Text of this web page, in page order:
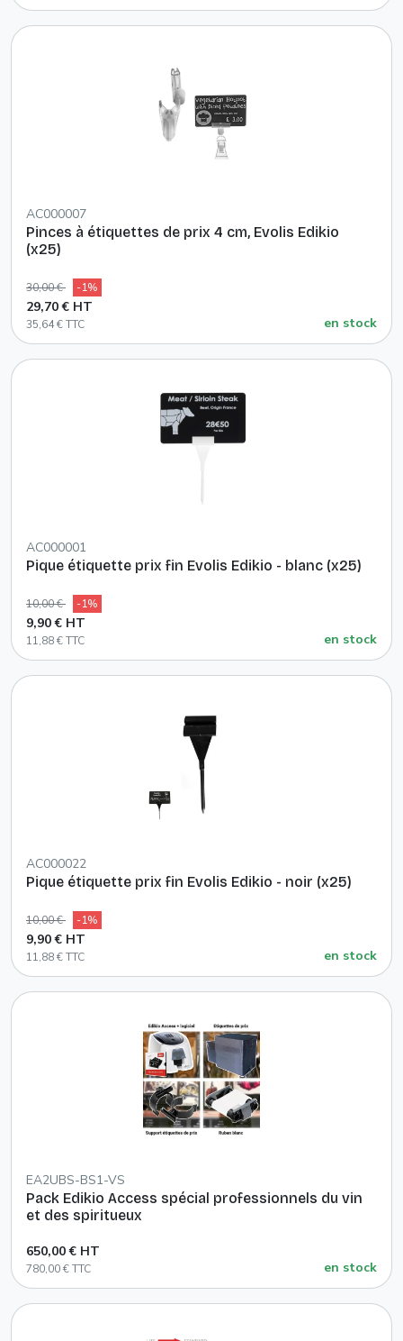
AC000007
Pinces à étiquettes de prix 4 cm, Evolis Edikio
(x25)
30,00 € -1%
29,70 € HT
35,64 € TTC en stock
AC000001
Pique étiquette prix fin Evolis Edikio - blanc (x25)
10,00 € -1%
9,90 € HT
11,88 € TTC en stock
AC000022
Pique étiquette prix fin Evolis Edikio - noir (x25)
10,00 € -1%
9,90 € HT
11,88 € TTC en stock
EA2UBS-BS1-VS
Pack Edikio Access spécial professionnels du vin
et des spiritueux
650,00 € HT
780,00 € TTC en stock